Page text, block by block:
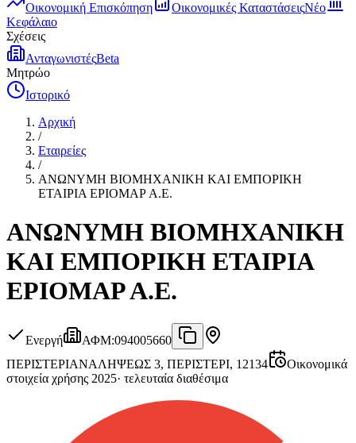
Οικονομική Επισκόπηση
Οικονομικές ΚαταστάσειςΝέο
Κεφάλαιο
Σχέσεις
ΑνταγωνιστέςBeta
Μητρώο
Ιστορικό
Αρχική
/
Εταιρείες
/
ΑΝΩΝΥΜΗ ΒΙΟΜΗΧΑΝΙΚΗ ΚΑΙ ΕΜΠΟΡΙΚΗ
ΕΤΑΙΡΙΑ ΕΡΙΟΜΑΡ Α.Ε.
ΑΝΩΝΥΜΗ ΒΙΟΜΗΧΑΝΙΚΗ
ΚΑΙ ΕΜΠΟΡΙΚΗ ΕΤΑΙΡΙΑ
ΕΡΙΟΜΑΡ Α.Ε.
Ενεργή ΑΦΜ:094005660
ΠΕΡΙΣΤΕΡΙΑΝΑΛΗΨΕΩΣ 3, ΠΕΡΙΣΤΕΡΙ, 12134
Οικονομικά
στοιχεία χρήσης 2025· τελευταία διαθέσιμα